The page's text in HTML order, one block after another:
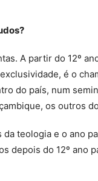
A partir do 12º
é o
do país, num
os outros
teologia e o ano
depois do 12º ano